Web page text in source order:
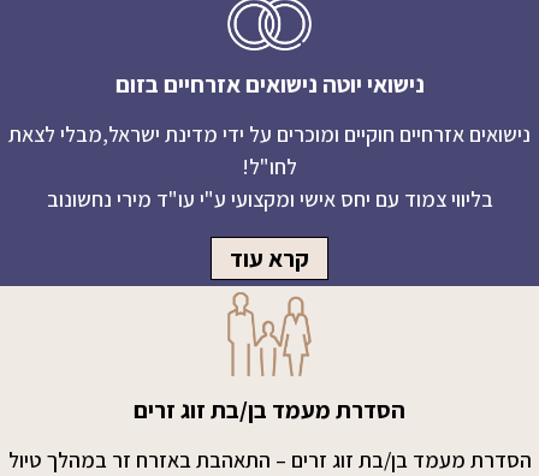
נישואי יוטה נישואים אזרחיים בזום
נישואים אזרחיים חוקיים ומוכרים על ידי מדינת ישראל,מבלי לצאת
לחו"ל!
בליווי צמוד עם יחס אישי ומקצועי ע"י עו"ד מירי נחשונוב
קרא עוד
הסדרת מעמד בן/בת זוג זרים
הסדרת מעמד בן/בת זוג זרים – התאהבת באזרח זר במהלך טיול